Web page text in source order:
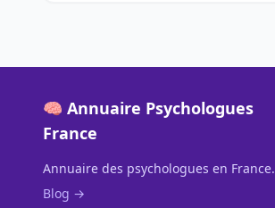
🧠 Annuaire Psychologues
France
Annuaire des psychologues en France.
Blog →